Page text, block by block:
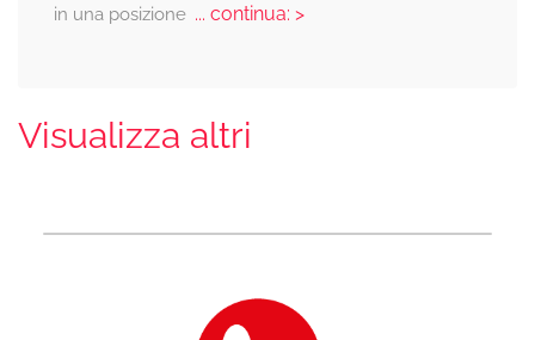
in una posizione... continua: >
Visualizza altri